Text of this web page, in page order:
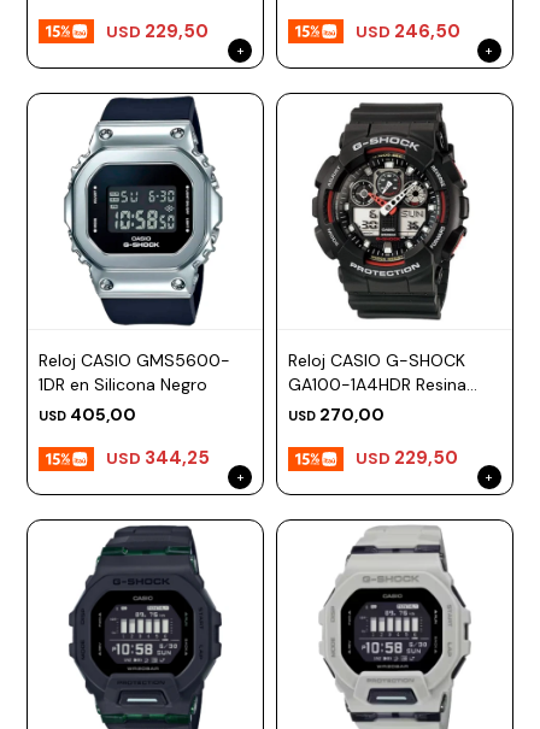
USD 229,50 USD 246,50
Reloj CASIO GMS5600-
1DR en Silicona Negro
USD 405,00
USD 344,25
Reloj CASIO G-SHOCK
GA100-1A4HDR Resina
Negro Esfera 52mm
USD 270,00
USD 229,50